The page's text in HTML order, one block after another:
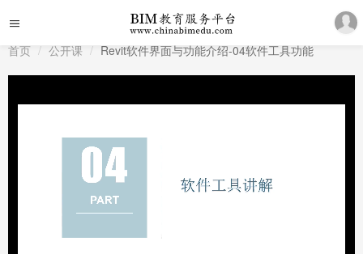
首页 公开课 Revit软件界面与功能介绍-04软件工具功能